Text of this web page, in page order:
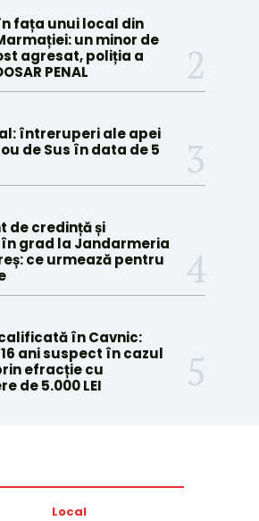
fața unui local din
un minor de
agresat, poliția a
PENAL
întreruperi ale apei
de Sus în data de 5
de credință și
grad la Jandarmeria
ce urmează pentru
în Cavnic:
ani suspect în cazul
efracție cu
de 5.000 LEI
Local